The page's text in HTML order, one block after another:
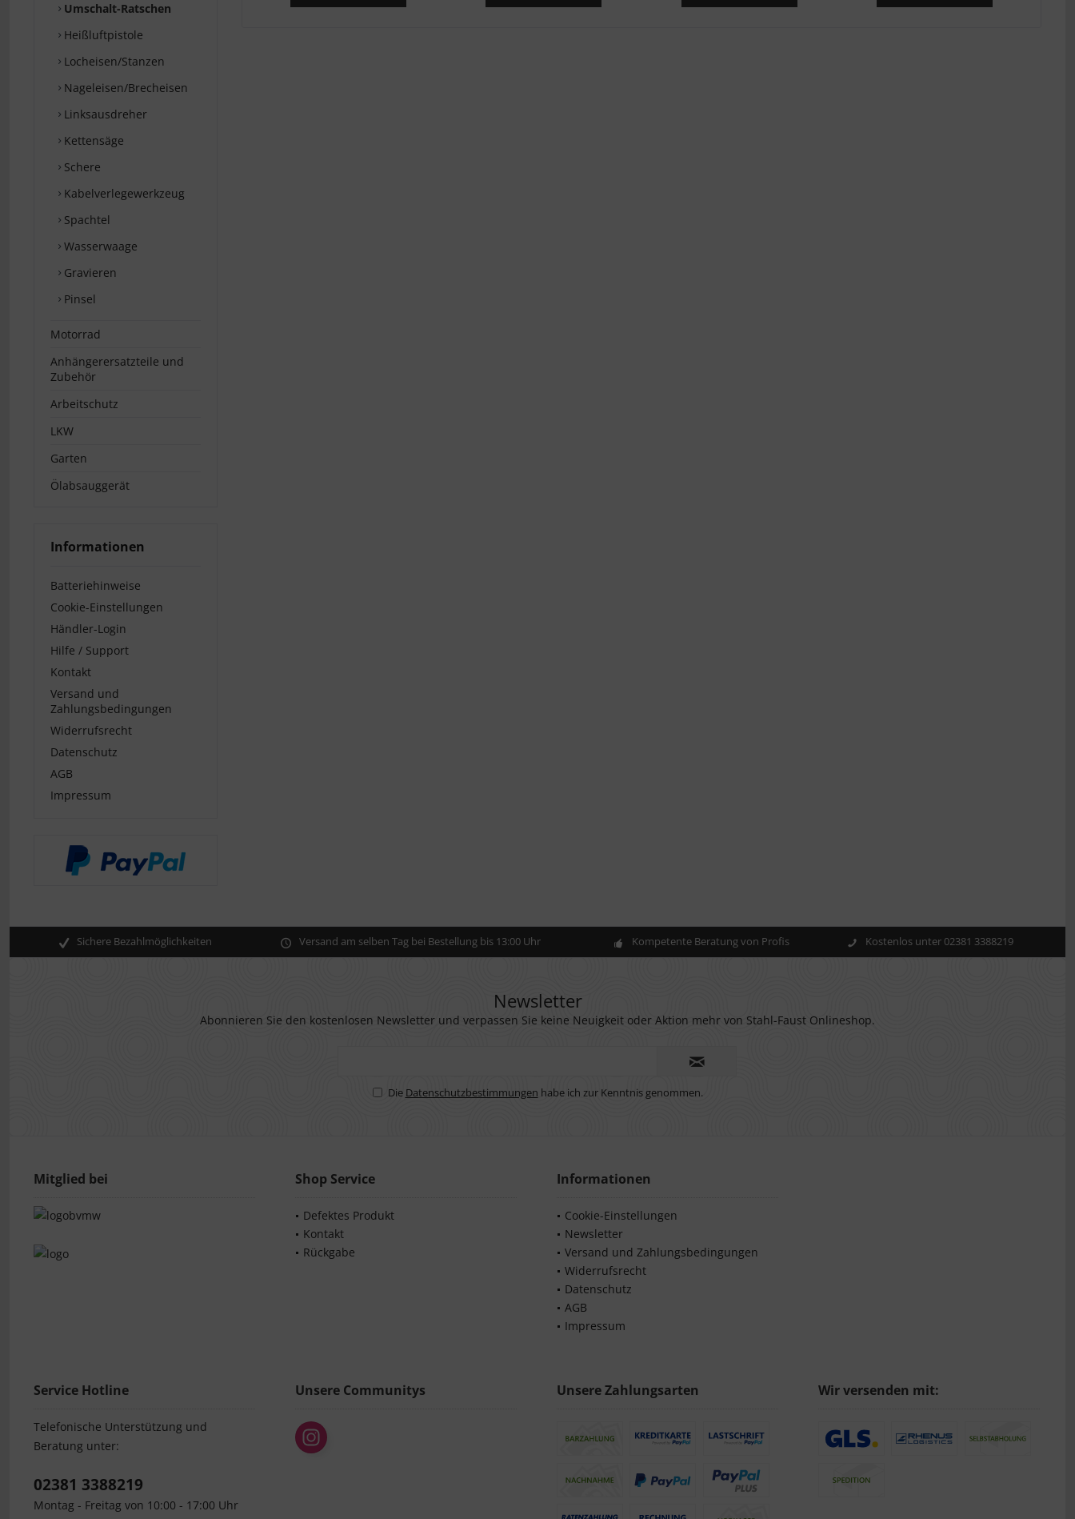
Umschalt-Ratschen
Heißluftpistole
Locheisen/Stanzen
Nageleisen/Brecheisen
Linksausdreher
Kettensäge
Schere
Kabelverlegewerkzeug
Spachtel
Wasserwaage
Gravieren
Pinsel
Motorrad
Anhängerersatzteile und
Zubehör
Arbeitschutz
LKW
Garten
Ölabsauggerät
Informationen
Batteriehinweise
Cookie-Einstellungen
Händler-Login
Hilfe / Support
Kontakt
Versand und
Zahlungsbedingungen
Widerrufsrecht
Datenschutz
AGB
Impressum
Sichere Bezahlmöglichkeiten Versand am selben Tag bei Bestellung bis 13:00 Uhr Kompetente Beratung von Profis Kostenlos unter 02381 3388219
Newsletter
Abonnieren Sie den kostenlosen Newsletter und verpassen Sie keine Neuigkeit oder Aktion mehr von Stahl-Faust Onlineshop.
Die Datenschutzbestimmungen habe ich zur Kenntnis genommen.
Mitglied bei Shop Service
Defektes Produkt
Kontakt
Rückgabe
Informationen
Cookie-Einstellungen
Newsletter
Versand und Zahlungsbedingungen
Widerrufsrecht
Datenschutz
AGB
Impressum
Service Hotline
Telefonische Unterstützung und
Beratung unter:
02381 3388219
Montag - Freitag von 10:00 - 17:00 Uhr
Unsere Communitys Unsere Zahlungsarten Wir versenden mit: